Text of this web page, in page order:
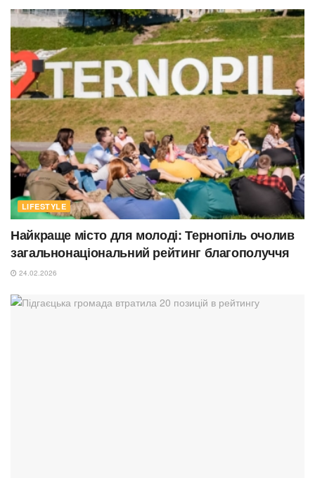
LIFESTYLE
Найкраще місто для молоді: Тернопіль очолив
загальнонаціональний рейтинг благополуччя
24.02.2026